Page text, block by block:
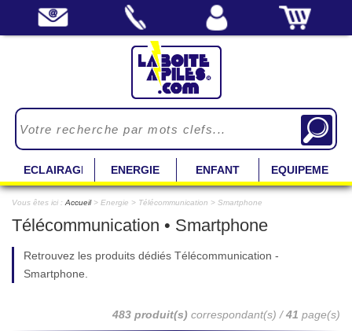
ECLAIRAGE ENERGIE ENFANT EQUIPEMENT
Vous êtes ici : Accueil> Energie > Télécommunication > Smartphone
Télécommunication • Smartphone
Retrouvez les produits dédiés Télécommunication -
Smartphone.
483 produit(s) correspondant(s) /41 page(s)